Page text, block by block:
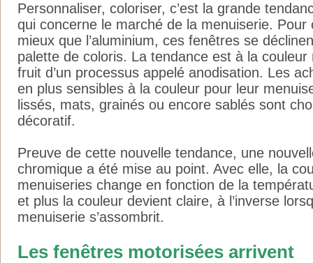
Personnaliser, coloriser, c’est la grande
qui concerne le marché de la menuiserie. Pour
mieux que l’aluminium, ces fenêtres se
palette de coloris. La tendance est à la couleur
fruit d’un processus appelé anodisation. Les
en plus sensibles à la couleur pour leur
lissés, mats, grainés ou encore sablés sont
décoratif.
Preuve de cette nouvelle tendance, une
chromique a été mise au point. Avec elle, la
menuiseries change en fonction de la
et plus la couleur devient claire, à l’inverse
menuiserie s’assombrit.
Les fenêtres motorisées arrivent